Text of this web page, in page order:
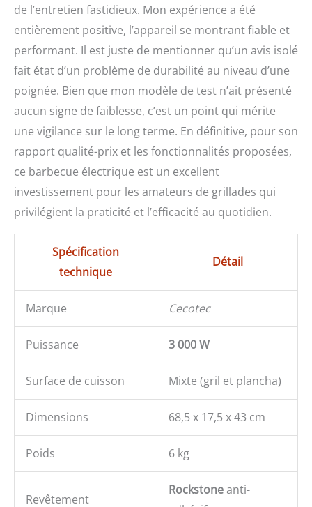
de l’entretien fastidieux. Mon expérience a été
entièrement positive, l’appareil se montrant fiable et
performant. Il est juste de mentionner qu’un avis isolé
fait état d’un problème de durabilité au niveau d’une
poignée. Bien que mon modèle de test n’ait présenté
aucun signe de faiblesse, c’est un point qui mérite
une vigilance sur le long terme. En définitive, pour son
rapport qualité-prix et les fonctionnalités proposées,
ce barbecue électrique est un excellent
investissement pour les amateurs de grillades qui
privilégient la praticité et l’efficacité au quotidien.
Spécification
technique
Détail
Marque Cecotec
Puissance 3 000 W
Surface de cuisson Mixte (gril et plancha)
Dimensions 68,5 x 17,5 x 43 cm
Poids 6 kg
Revêtement
Rockstoneanti-